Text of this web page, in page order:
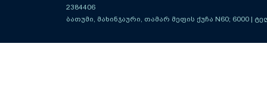
2384406
ბათუმი, მახინჯაური, თამარ მეფის ქუჩა N60; 6000 |